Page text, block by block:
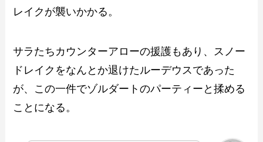
レイクが襲いかかる。
サラたちカウンターアローの援護もあり、スノー
ドレイクをなんとか退けたルーデウスであった
が、この一件でゾルダートのパーティーと揉める
ことになる。